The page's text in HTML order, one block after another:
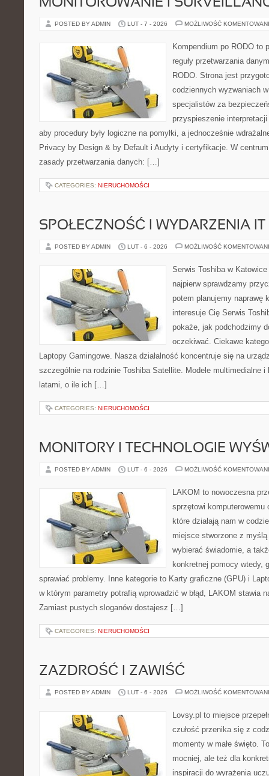
MONITOROWANIE I
POSTED BY ADMIN LUT - 7 - 2026 MOŻLIWOŚĆ
Kompendium po RODO to
reguły przetwarzania
RODO. Strona jest
codziennych wyzwaniach
specjalistów za
przyspieszenie
aby procedury były logiczne na pomyłki, a jednocześnie
Privacy by Design & by Default i Audyty i certyfikacje. W
zasady przetwarzania danych: […]
CATEGORIES: NIERUCHOMOŚCI
SPOŁECZNOŚĆ I WYDARZENIA IT
POSTED BY ADMIN LUT - 6 - 2026 MOŻLIWOŚĆ
Serwis Toshiba w
najpierw sprawdzamy
potem planujemy naprawę
interesuje Cię Serwis
pokaże, jak podchodzimy
oczekiwać. Ciekawe
Laptopy Gamingowe. Nasza działalność koncentruje się na
szczególnie na rodzinie Toshiba Satellite. Modele multimedialne i
latami, o ile ich […]
CATEGORIES: NIERUCHOMOŚCI
MONITORY I TECHNOLOGIE
POSTED BY ADMIN LUT - 6 - 2026 MOŻLIWOŚĆ
LAKOM to nowoczesna
sprzętowi komputerowemu
które działają nam w
miejsce stworzone z
wybierać świadomie, a
konkretnej pomocy wtedy,
sprawiać problemy. Inne kategorie to Karty graficzne (GPU) i
w którym parametry potrafią wprowadzić w błąd, LAKOM stawia
Zamiast pustych sloganów dostajesz […]
CATEGORIES: NIERUCHOMOŚCI
ZAZDROŚĆ I ZAWIŚĆ
POSTED BY ADMIN LUT - 6 - 2026 MOŻLIWOŚĆ
Lovsy.pl to miejsce
czułość przenika się z
momenty w małe święto.
mocniej, ale też dla
inspiracji do wyrażenia